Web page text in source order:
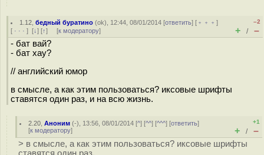
1.12 ,бедный буратино (ok), 12:44, 08/01/2014 [ответить] [ ﹢﹢﹢]
[ · · · ] [↓] [↑] [к модератору]
–2
+ / –
- бат вай?
- бат хау?
// английский юмор
в смысле, а как этим пользоваться? иксовые шрифты
ставятся один раз, и на всю жизнь.
2.20 ,Аноним (-), 13:56, 08/01/2014 [^] [^^] [^^^] [ответить]
[к модератору]
+1
+ / –
> в смысле, а как этим пользоваться? иксовые шрифты